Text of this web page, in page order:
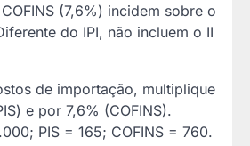
(7,6%) incidem sobre o
do IPI, não incluem o II
de importação, multiplique
e por 7,6% (COFINS).
PIS = 165; COFINS = 760.